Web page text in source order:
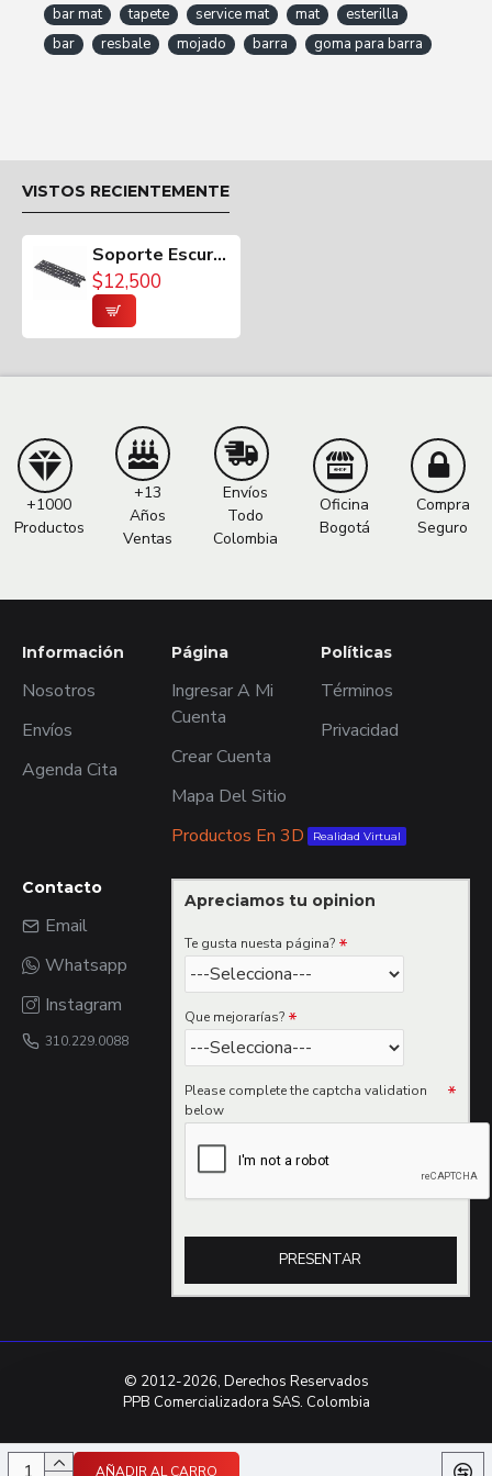
AÑADIR AL CARRO
Aproximado
CUIDADOS / MANTENIMIENTO
Lavar con agua y jabón.
bar mat
tapete service mat mat
esterilla
bar
resbale mojado barra goma para barra
VISTOS RECIENTEMENTE
Soporte Escurrir Vasos 26x8cm Grueso
$12,500
+1000
Productos
+13
Años
Ventas
Envíos
Todo
Colombia
Oficina
Bogotá
Compra
Seguro
Información
Nosotros
Envíos
Agenda Cita
Página
Ingresar A Mi
Cuenta
Crear Cuenta
Mapa Del Sitio
Productos En 3D
Realidad Virtual
Políticas
Términos
Privacidad
Contacto
Email
Whatsapp
Instagram
310.229.0088
Apreciamos tu opinion
Te gusta nuesta página?
Que mejorarías?
Please complete the captcha validation
below
PRESENTAR
© 2012-2026, Derechos Reservados
PPB Comercializadora SAS. Colombia